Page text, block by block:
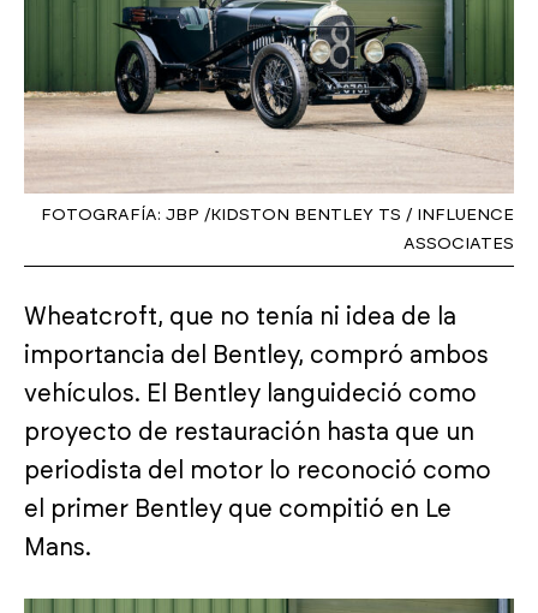
FOTOGRAFÍA: JBP /KIDSTON BENTLEY TS / INFLUENCE
ASSOCIATES
Wheatcroft, que no tenía ni idea de la
importancia del Bentley, compró ambos
vehículos. El Bentley languideció como
proyecto de restauración hasta que un
periodista del motor lo reconoció como
el primer Bentley que compitió en Le
Mans.